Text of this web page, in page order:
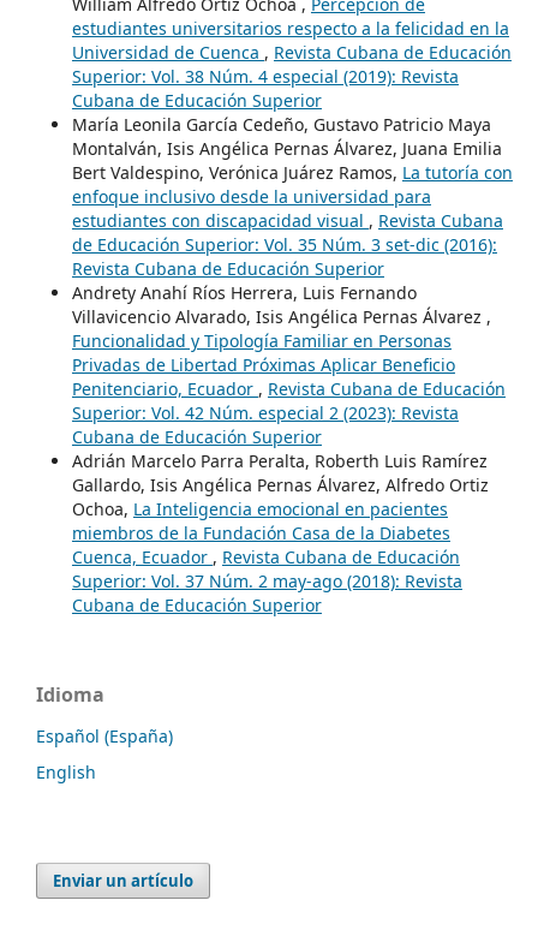
estudiantes universitarios respecto a la felicidad en la
Universidad de Cuenca , Revista Cubana de Educación
Superior: Vol. 38 Núm. 4 especial (2019): Revista
Cubana de Educación Superior
María Leonila García Cedeño, Gustavo Patricio Maya
Montalván, Isis Angélica Pernas Álvarez, Juana Emilia
Bert Valdespino, Verónica Juárez Ramos, La tutoría con
enfoque inclusivo desde la universidad para
estudiantes con discapacidad visual , Revista Cubana
de Educación Superior: Vol. 35 Núm. 3 set-dic (2016):
Revista Cubana de Educación Superior
Andrety Anahí Ríos Herrera, Luis Fernando
Villavicencio Alvarado, Isis Angélica Pernas Álvarez ,
Funcionalidad y Tipología Familiar en Personas
Privadas de Libertad Próximas Aplicar Beneficio
Penitenciario, Ecuador , Revista Cubana de Educación
Superior: Vol. 42 Núm. especial 2 (2023): Revista
Cubana de Educación Superior
Adrián Marcelo Parra Peralta, Roberth Luis Ramírez
Gallardo, Isis Angélica Pernas Álvarez, Alfredo Ortiz
Ochoa, La Inteligencia emocional en pacientes
miembros de la Fundación Casa de la Diabetes
Cuenca, Ecuador , Revista Cubana de Educación
Superior: Vol. 37 Núm. 2 may-ago (2018): Revista
Cubana de Educación Superior
Idioma
Español (España)
English
Enviar un artículo